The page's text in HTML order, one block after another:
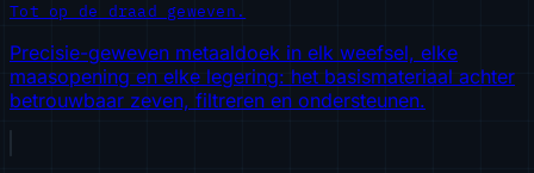
Tot op de draad geweven.
Precisie-geweven metaaldoek in elk weefsel, elke
maasopening en elke legering: het basismateriaal achter
betrouwbaar zeven, filtreren en ondersteunen.